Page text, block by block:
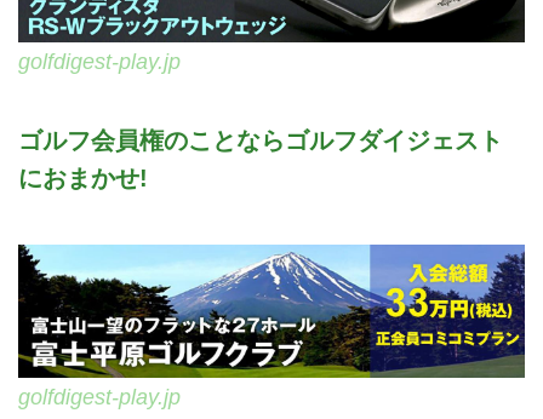
ゴルフ上達だけではなく、仕事で
部下を指導したり、
べての人に読んでほしい...
golfdigest-play.jp
ゴルフ会員権のことならゴルフダイジェスト
におまかせ!
golfdigest-play.jp